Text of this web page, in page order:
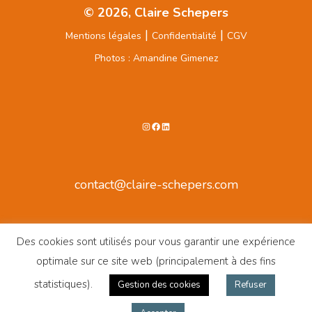
© 2026, Claire Schepers
Mentions légales | Confidentialité | CGV
Photos : Amandine Gimenez
Instagram
Facebook
LinkedIn
contact@claire-schepers.com
Des cookies sont utilisés pour vous garantir une expérience
optimale sur ce site web (principalement à des fins
statistiques).
Gestion des cookies Refuser